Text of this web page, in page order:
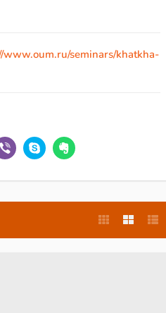
www.oum.ru/seminars/khatkha-